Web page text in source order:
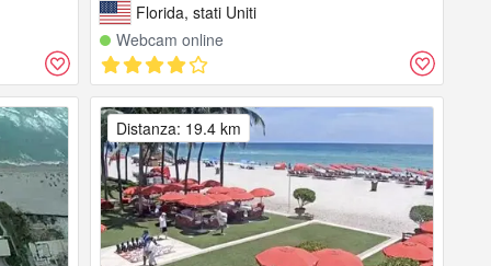
Florida, stati Uniti
Webcam online
Distanza: 19.4 km